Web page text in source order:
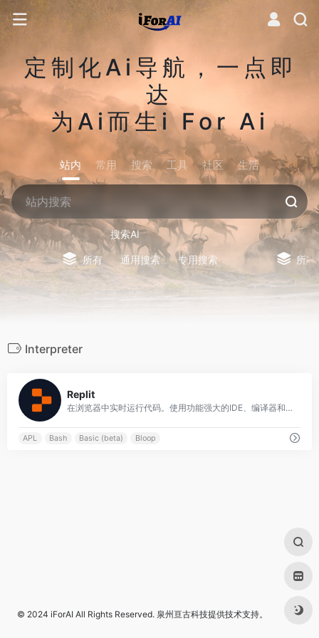
定制化Ai导航，一点即
达
为Ai而生i For Ai
站内 常用 搜索 工具 社区 生活
搜索AI
所有 通用搜索 专用搜索 所有
Interpreter
Replit
在浏览器中实时运行代码。使用功能强大的IDE、编译器和解释器Replit在线编写和运行50多种语言的代码。
APL Bash Basic (beta) Bloop
© 2024 iForAI All Rights Reserved. 泉州亘古科技提供技术支持。